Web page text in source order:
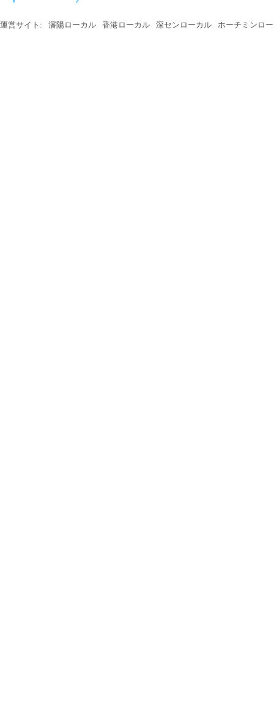
運営サイト: 瀋陽ローカル 香港ローカル 深センローカル ホーチミンロ